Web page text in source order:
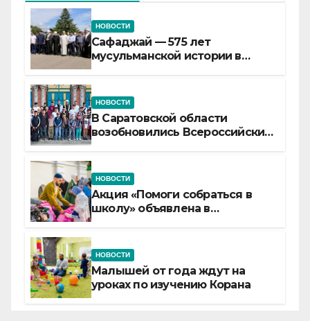
НОВОСТИ
Сафаджай — 575 лет
мусульманской истории в
НОВОСТИ
В Саратовской области
возобновились Всероссийские
НОВОСТИ
Акция «Помоги собраться в
школу» объявлена в
НОВОСТИ
Малышей от года ждут на
уроках по изучению Корана